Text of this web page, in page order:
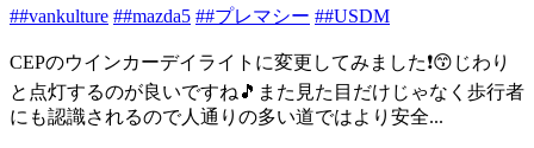
##vankulture ##mazda5 ##プレマシー ##USDM
CEPのウインカーデイライトに変更してみました❗😙じわり
と点灯するのが良いですね🎵また見た目だけじゃなく歩行者
にも認識されるので人通りの多い道ではより安全...